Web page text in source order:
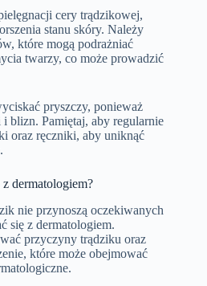
cery trądzikowej,
stanu skóry. Należy
które mogą podrażniać
twarzy, co może prowadzić
pryszczy, ponieważ
blizn. Pamiętaj, aby regularnie
oraz ręczniki, aby uniknąć
dermatologiem?
nie przynoszą oczekiwanych
się z dermatologiem.
przyczyny trądziku oraz
które może obejmować